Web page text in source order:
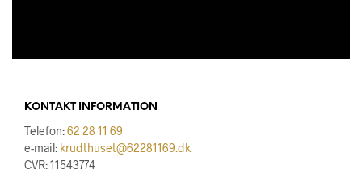
KONTAKT INFORMATION
Telefon:62 28 11 69
e-mail: krudthuset@62281169.dk
CVR: 11543774